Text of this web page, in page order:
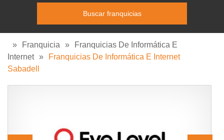
» Franquicia »
Franquicias De Informática E
Internet »
Franquicias De Informática E Internet
Sabadell